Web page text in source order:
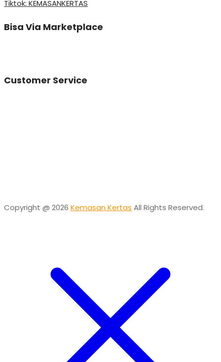
Tiktok: KEMASANKERTAS
Bisa Via Marketplace
Customer Service
Copyright @ 2026 Kemasan Kertas All Rights Reserved.